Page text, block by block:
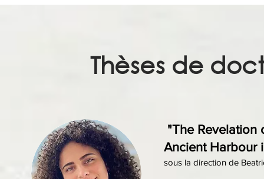
Thèses de
"The Revelation
Ancient Harbour
sous la direction de